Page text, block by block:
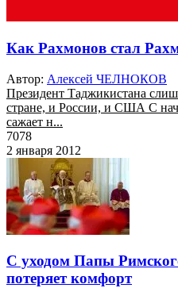
Как Рахмонов стал
Автор: Алексей ЧЕЛНОКОВ
Президент Таджикистана
стране, и России, и США С
сажает н...
7078
2 января 2012
С уходом Папы
потеряет комфорт